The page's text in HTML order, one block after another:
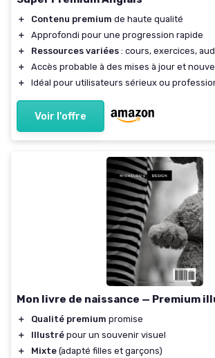
＋ Contenu premium de haute qualité
＋
Approfondi pour une progression rapide
＋
Ressources variées : cours, exercices,
＋
Accès probable à des mises à jour et
＋
Idéal pour utilisateurs sérieux ou
Voir l'offre
Mon livre de naissance — Premium
＋ Qualité premium promise
＋
Illustré pour un souvenir visuel
＋
Mixte (adapté filles et garçons)